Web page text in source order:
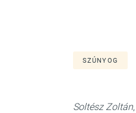
SZÚNYOG
Soltész Zoltán